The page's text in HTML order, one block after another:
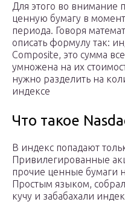
Для этого во внимание
ценную бумагу в
периода. Говоря
описать формулу так:
Composite, это сумма
умножена на их
нужно разделить на
индексе
Что такое
В индекс попадают
Привилегированные
прочие ценные бумаги
Простым языком,
кучу и забабахали